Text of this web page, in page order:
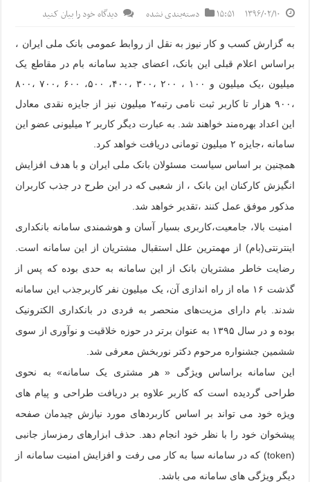
۱۳۹۶/۰۲/۱۰ ۱۵:۵۱ دسته‌بندی نشده دیدگاه خود را بیان کنید
به گزارش کسب و کار نیوز به نقل از روابط عمومی بانک ملی ایران ،
براساس اعلام قبلی این بانک، اعضای جدید سامانه بام در مقاطع یک
میلیون ،یک میلیون و ۱۰۰ ، ۲۰۰ ،۳۰۰ ،۴۰۰، ۵۰۰، ۶۰۰ ،۷۰۰ ،۸۰۰
،۹۰۰ هزار تا کاربر ثبت نامی رتبه۲ میلیون نیز از جایزه نقدی معادل
این اعداد بهره‌‌مند خواهند شد. به عبارت دیگر کاربر ۲ میلیونی عضو این
سامانه ،جایزه ۲ میلیون تومانی دریافت خواهد کرد.
همچنین بر اساس سیاست مسئولان بانک ملی ایران و با هدف افزایش
انگیزش کارکنان این بانک ، از شعبی که در این طرح در جذب کاربران
مذکور موفق عمل کنند ،تقدیر خواهد شد.
امنیت بالا، جامعیت،کاربری بسیار آسان و هوشمندی سامانه بانکداری
اینترنتی(بام) از مهمترین علل استقبال مشتریان از این سامانه است.
رضایت خاطر مشتریان بانک از این سامانه به حدی بوده که پس از
گذشت ۱۶ ماه از راه اندازی آن، یک میلیون نفر کاربرجذب این سامانه
شدند. بام دارای مزیت‌های منحصر به فردی در بانکداری الکترونیک
بوده و در سال ۱۳۹۵ به عنوان برتر در حوزه خلاقیت و نوآوری از سوی
ششمین جشنواره مرحوم دکتر نوربخش معرفی شد.
این سامانه براساس ویژگی « هر مشتری یک سامانه» به نحوی
طراحی گردیده است که کاربر علاوه بر دریافت طراحی و پیام های
ویژه خود می تواند بر اساس کاربردهای مورد نیازش چیدمان صفحه
پیشخوان خود را با نظر خود انجام دهد. حذف ابزارهای رمزساز جانبی
(token) که در سامانه سبا به کار می رفت و افزایش امنیت سامانه از
دیگر ویژگی های سامانه می باشد.